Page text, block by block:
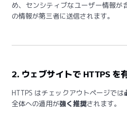
め、センシティブなユーザー情報が
の情報が第三者に送信されます。
2. ウェブサイトで HTTPS を
HTTPS はチェックアウトページでは
全体への適用が強く推奨されます。